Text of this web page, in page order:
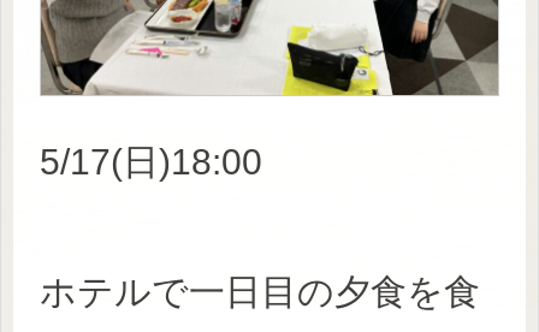
5/17(日)18:00
ホテルで一日目の夕食を食